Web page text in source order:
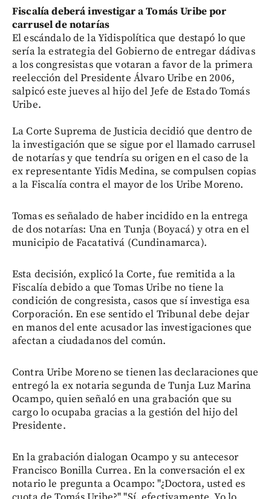
Fiscalía deberá investigar a Tomás Uribe por
carrusel de notarías
El escándalo de la Yidispolítica que destapó lo que
sería la estrategia del Gobierno de entregar dádivas
a los congresistas que votaran a favor de la primera
reelección del Presidente Álvaro Uribe en 2006,
salpicó este jueves al hijo del Jefe de Estado Tomás
Uribe.
La Corte Suprema de Justicia decidió que dentro de
la investigación que se sigue por el llamado carrusel
de notarías y que tendría su origen en el caso de la
ex representante Yidis Medina, se compulsen copias
a la Fiscalía contra el mayor de los Uribe Moreno.
Tomas es señalado de haber incidido en la entrega
de dos notarías: Una en Tunja (Boyacá) y otra en el
municipio de Facatativá (Cundinamarca).
Esta decisión, explicó la Corte, fue remitida a la
Fiscalía debido a que Tomas Uribe no tiene la
condición de congresista, casos que sí investiga esa
Corporación. En ese sentido el Tribunal debe dejar
en manos del ente acusador las investigaciones que
afectan a ciudadanos del común.
Contra Uribe Moreno se tienen las declaraciones que
entregó la ex notaria segunda de Tunja Luz Marina
Ocampo, quien señaló en una grabación que su
cargo lo ocupaba gracias a la gestión del hijo del
Presidente.
En la grabación dialogan Ocampo y su antecesor
Francisco Bonilla Currea. En la conversación el ex
notario le pregunta a Ocampo: "¿Doctora, usted es